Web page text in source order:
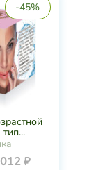
-45%
₽